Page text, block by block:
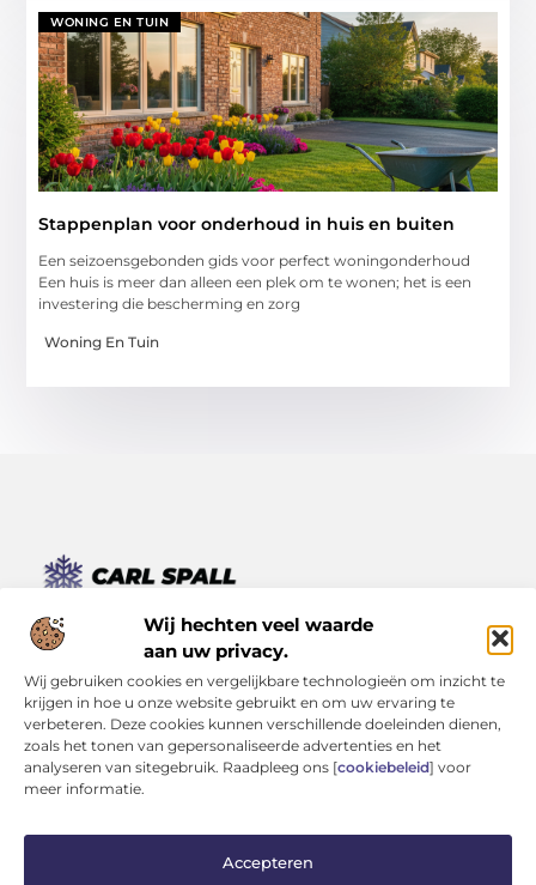
Wij hechten veel waarde
aan uw privacy.
Wij gebruiken cookies en vergelijkbare technologieën om inzicht te
krijgen in hoe u onze website gebruikt en om uw ervaring te
verbeteren. Deze cookies kunnen verschillende doeleinden dienen,
zoals het tonen van gepersonaliseerde advertenties en het
analyseren van sitegebruik. Raadpleeg ons [cookiebeleid] voor
meer informatie.
Accepteren
WONING EN TUIN
Stappenplan voor onderhoud in huis en buiten
Een seizoensgebonden gids voor perfect woningonderhoud
Een huis is meer dan alleen een plek om te wonen; het is een
investering die bescherming en zorg
Woning En Tuin
Van kleine momenten tot grote inzichten – lees het hier.
Ontdek een verscheidenheid aan blogs en artikelen die je
dagelijks leven verrijken, van inspirerende verhalen tot
praktische tips.
Bericht categorie
Onze informatie